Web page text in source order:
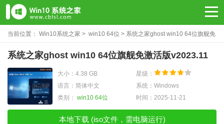
当前位置： Win10系统之家 > win10 64位 > 系统之家ghost win10 64位旗舰免
激活版v2023.11
系统之家ghost win10 64位旗舰免激活版v2023.11
大小：4.38 GB
星级：
语言：简体中文
系统：Windows
类别： win10 64位 时间：2025-11-21
本地下载 (iso文件，需电脑运行)